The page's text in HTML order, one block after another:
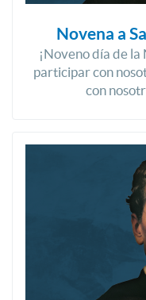
Novena a
¡Noveno día de la
participar con
con